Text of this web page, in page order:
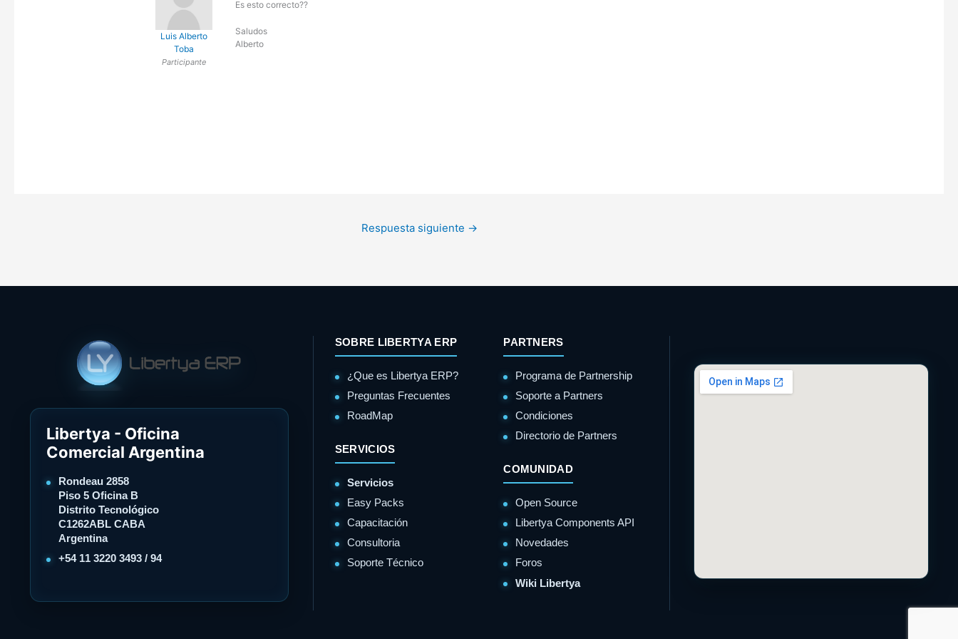
Luis Alberto
Toba
Participante
Es esto correcto??
Saludos
Alberto
Respuesta siguiente →
Libertya - Oficina
Comercial Argentina
Rondeau 2858
Piso 5 Oficina B
Distrito Tecnológico
C1262ABL CABA
Argentina
+54 11 3220 3493 / 94
SOBRE LIBERTYA ERP
¿Que es Libertya ERP?
Preguntas Frecuentes
RoadMap
SERVICIOS
Servicios
Easy Packs
Capacitación
Consultoria
Soporte Técnico
PARTNERS
Programa de Partnership
Soporte a Partners
Condiciones
Directorio de Partners
COMUNIDAD
Open Source
Libertya Components API
Novedades
Foros
Wiki Libertya